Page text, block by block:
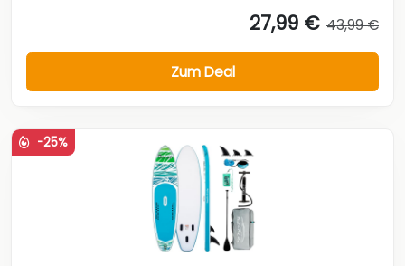
27,99 € 43,99 €
Zum Deal
-25%